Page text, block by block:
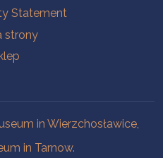
Statement
strony
in Wierzchosławice,
in Tarnow.